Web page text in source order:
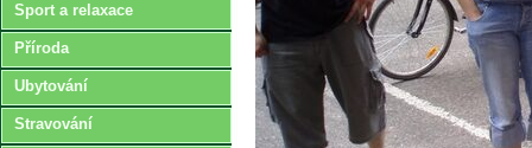
Sport a relaxace
Příroda
Ubytování
Stravování